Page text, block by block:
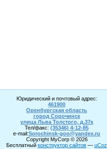
Юридический и почтовый адрес:
461900
Оренбургская область
город Сорочинск
улица Льва Толстого, д.37к
Тел/факс: (35346) 4-12-85
e-mail:Sorochinsk-goo@yandex.ru
Copyright MyCorp © 2026
Бесплатный конструктор сайтов — uCoz